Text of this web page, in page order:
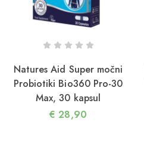
Natures Aid Super močni
Probiotiki Bio360 Pro-30
Max, 30 kapsul
€ 28,90